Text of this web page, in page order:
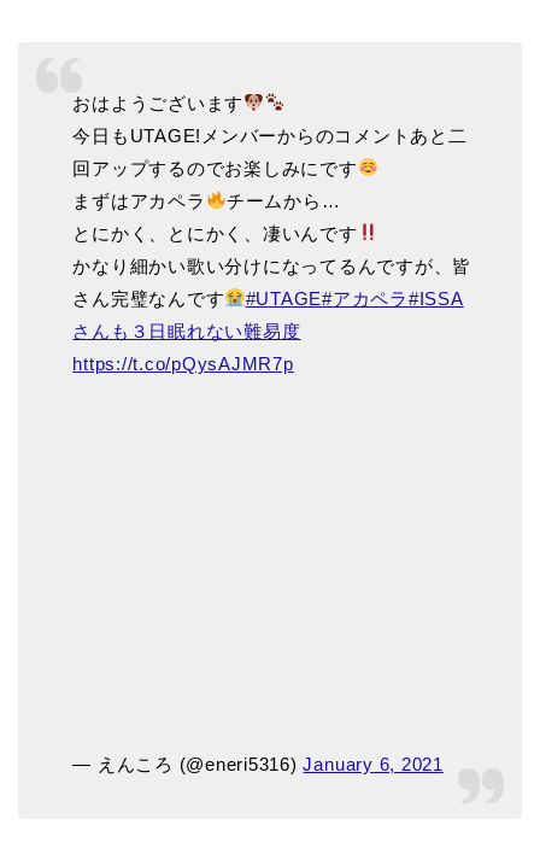
おはようございます
今日もUTAGE!メンバーからのコメントあと二
回アップするのでお楽しみにです
まずはアカペラ
チームから…
とにかく、とにかく、凄いんです
かなり細かい歌い分けになってるんですが、皆
さん完璧なんです
#UTAGE#アカペラ#ISSA
さんも３日眠れない難易度
https://t.co/pQysAJMR7p
— えんころ (@eneri5316)January 6, 2021